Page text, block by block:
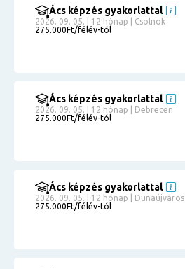
Ács képzés gyakorlattal
2026. 09. 05. | 12 hónap | Csolnok
275.000Ft/félév-tól
Ács képzés gyakorlattal
2026. 09. 05. | 12 hónap | Debrecen
275.000Ft/félév-tól
Ács képzés gyakorlattal
2026. 09. 05. | 12 hónap | Dunaújváros
275.000Ft/félév-tól